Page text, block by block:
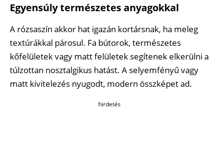
Egyensúly természetes anyagokkal
A rózsaszín akkor hat igazán kortársnak, ha meleg
textúrákkal párosul. Fa bútorok, természetes
kőfelületek vagy matt felületek segítenek elkerülni a
túlzottan nosztalgikus hatást. A selyemfényű vagy
matt kivitelezés nyugodt, modern összképet ad.
hirdetés